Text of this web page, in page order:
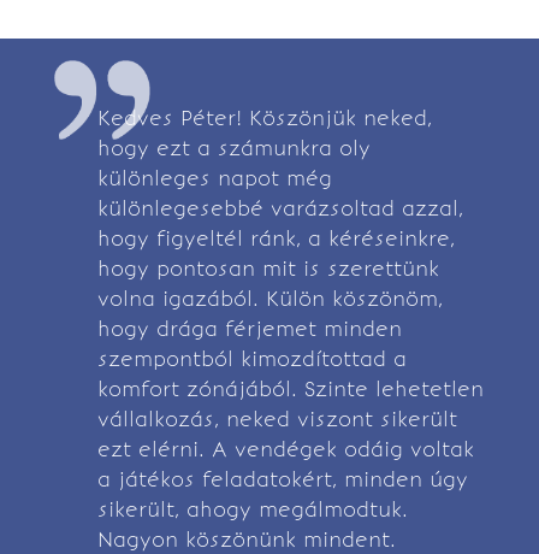
Kedves Péter! Köszönjük neked,
hogy ezt a számunkra oly
különleges napot még
különlegesebbé varázsoltad azzal,
hogy figyeltél ránk, a kéréseinkre,
hogy pontosan mit is szerettünk
volna igazából. Külön köszönöm,
hogy drága férjemet minden
szempontból kimozdítottad a
komfort zónájából. Szinte lehetetlen
vállalkozás, neked viszont sikerült
ezt elérni. A vendégek odáig voltak
a játékos feladatokért, minden úgy
sikerült, ahogy megálmodtuk.
Nagyon köszönünk mindent.